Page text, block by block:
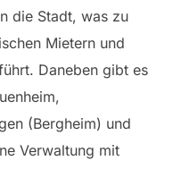
die Stadt, was zu
Mietern und
Daneben gibt es
(Bergheim) und
Verwaltung mit